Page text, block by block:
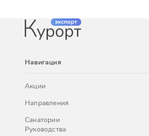
Навигация
Акции
Направления
Санатории
Руководства